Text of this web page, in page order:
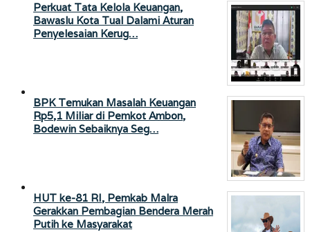
Perkuat Tata Kelola Keuangan,
Bawaslu Kota Tual Dalami Aturan
Penyelesaian Kerug…
BPK Temukan Masalah Keuangan
Rp5,1 Miliar di Pemkot Ambon,
Bodewin Sebaiknya Seg…
HUT ke-81 RI, Pemkab Malra
Gerakkan Pembagian Bendera Merah
Putih ke Masyarakat